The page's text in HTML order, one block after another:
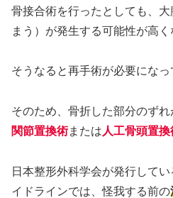
骨接合術を行ったとしても、
まう）が発生する可能性が高く
そうなると再手術が必要になっ
そのため、骨折した部分のずれ
関節置換術または 人工骨頭置換
日本整形外科学会が発行して
イドラインでは、怪我する前の